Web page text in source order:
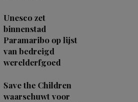
Unesco zet
binnenstad
Paramaribo op lijst
van bedreigd
werelderfgoed
Save the Children
waarschuwt voor